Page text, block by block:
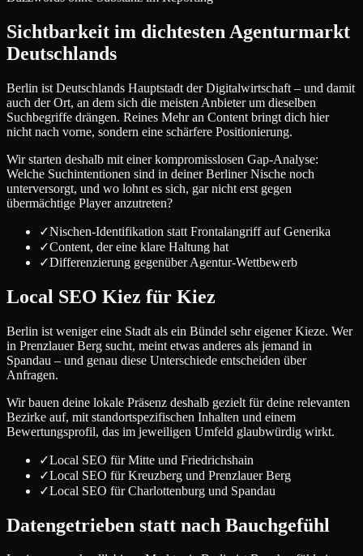
Sichtbarkeit im dichtesten Agenturmarkt
Deutschlands
Berlin ist Deutschlands Hauptstadt der Digitalwirtschaft – und damit
auch der Ort, an dem sich die meisten Anbieter um dieselben
Suchbegriffe drängen. Reines Mehr an Content bringt dich hier
nicht nach vorne, sondern eine schärfere Positionierung.
Wir starten deshalb mit einer kompromisslosen Gap-Analyse:
Welche Suchintentionen sind in deiner Berliner Nische noch
unterversorgt, und wo lohnt es sich, gar nicht erst gegen
übermächtige Player anzutreten?
✓Nischen-Identifikation statt Frontalangriff auf Generika
✓Content, der eine klare Haltung hat
✓Differenzierung gegenüber Agentur-Wettbewerb
Local SEO Kiez für Kiez
Berlin ist weniger eine Stadt als ein Bündel sehr eigener Kieze. Wer
in Prenzlauer Berg sucht, meint etwas anderes als jemand in
Spandau – und genau diese Unterschiede entscheiden über
Anfragen.
Wir bauen deine lokale Präsenz deshalb gezielt für deine relevanten
Bezirke auf, mit standortspezifischen Inhalten und einem
Bewertungsprofil, das im jeweiligen Umfeld glaubwürdig wirkt.
✓Local SEO für Mitte und Friedrichshain
✓Local SEO für Kreuzberg und Prenzlauer Berg
✓Local SEO für Charlottenburg und Spandau
Datengetrieben statt nach Bauchgefühl